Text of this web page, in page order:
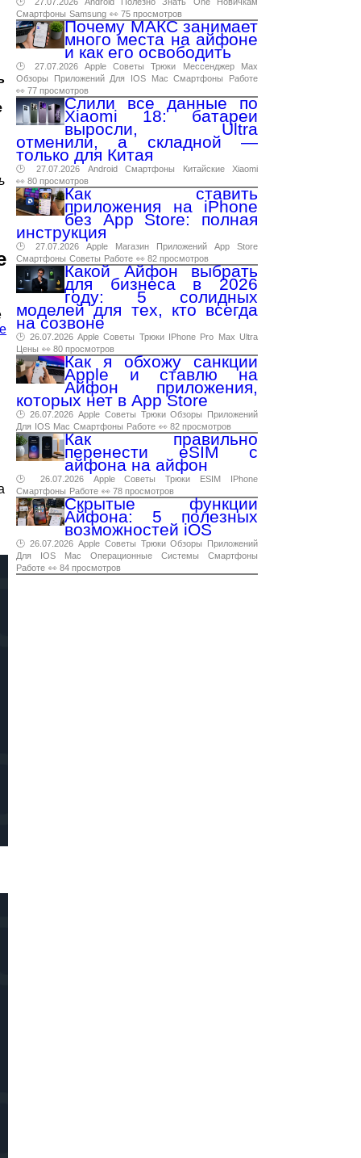
Смартфоны Samsung 👀 75 просмотров
Почему МАКС занимает
много места на айфоне
и как его освободить
🕑 27.07.2026 Apple Советы Трюки Мессенджер
Max
Обзоры
Приложений Для IOS Mac Смартфоны
Работе
👀 77 просмотров
Слили все данные по
Xiaomi 18: батареи
выросли, Ultra
отменили, а складной —
только для Китая
🕑 27.07.2026 Android Смартфоны Китайские
Xiaomi
👀 80 просмотров
Как ставить
приложения на iPhone
без App Store: полная
инструкция
🕑 27.07.2026 Apple Магазин Приложений App
Store
Смартфоны Советы Работе 👀 82 просмотров
Какой Айфон выбрать
для бизнеса в 2026
году: 5 солидных
моделей для тех, кто всегда
на созвоне
🕑 26.07.2026 Apple Советы Трюки IPhone Pro Max Ultra
Цены 👀 80 просмотров
Как я обхожу санкции
Apple и ставлю на
Айфон приложения,
которых нет в App Store
🕑 26.07.2026 Apple Советы Трюки Обзоры
Приложений
Для IOS Mac Смартфоны Работе 👀 82 просмотров
Как правильно
перенести eSIM с
айфона на айфон
🕑 26.07.2026 Apple Советы Трюки ESIM
IPhone
Смартфоны Работе 👀 78 просмотров
Скрытые функции
Айфона: 5 полезных
возможностей iOS
🕑 26.07.2026 Apple Советы Трюки Обзоры
Приложений
Для
IOS Mac Операционные Системы
Смартфоны
Работе 👀 84 просмотров